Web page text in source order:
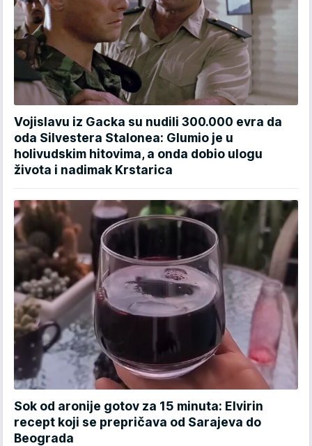
Vojislavu iz Gacka su nudili 300.000 evra da
oda Silvestera Stalonea: Glumio je u
holivudskim hitovima, a onda dobio ulogu
života i nadimak Krstarica
Sok od aronije gotov za 15 minuta: Elvirin
recept koji se prepričava od Sarajeva do
Beograda